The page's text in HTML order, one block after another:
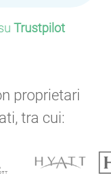
Trustpilot
proprietari
tra cui:
P